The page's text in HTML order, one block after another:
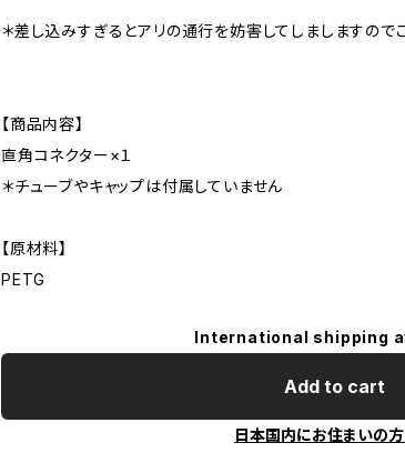
＊差し込みすぎるとアリの通行を妨害してしましますので
【商品内容】
直角コネクター×１
＊チューブやキャップは付属していません
【原材料】
PETG
International shipping
Add to cart
日本国内にお住まいの